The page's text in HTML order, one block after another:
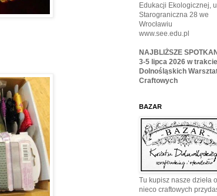
Edukacji Ekologicznej,
Starograniczna 28 we
Wrocławiu
www.see.edu.pl
NAJBLIŻSZE
3-5 lipca 2026 w
Dolnośląskich
Craftowych
BAZAR
Tu kupisz nasze dzieła
nieco craftowych